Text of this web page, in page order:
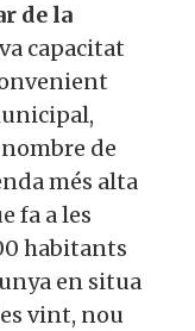
de la
capacitat
de
més alta
fa a les
habitants
en situa
vint, nou